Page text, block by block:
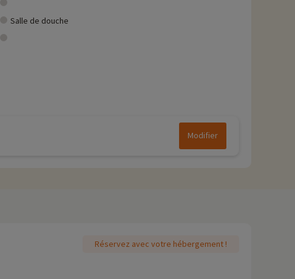
Salle de douche
Modifier
Réservez avec votre hébergement !